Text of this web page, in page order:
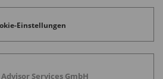
Einstellungen
Services GmbH